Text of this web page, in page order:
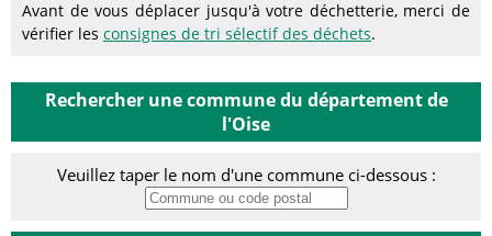
Avant de vous déplacer jusqu'à votre déchetterie, merci de
vérifier les consignes de tri sélectif des déchets.
Rechercher une commune du département de
l'Oise
Veuillez taper le nom d'une commune ci-dessous :